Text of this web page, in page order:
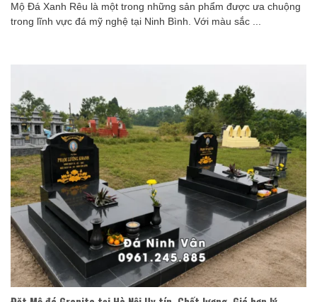
Mộ Đá Xanh Rêu là một trong những sản phẩm được ưa chuộng
trong lĩnh vực đá mỹ nghệ tại Ninh Bình. Với màu sắc ...